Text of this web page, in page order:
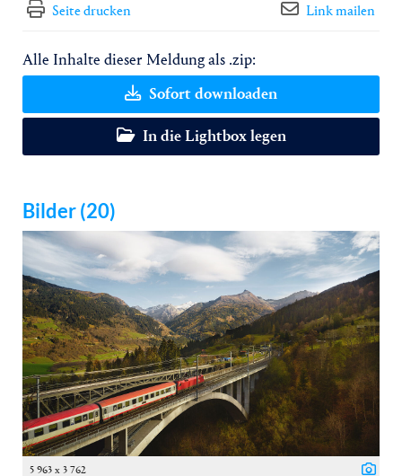
Seite drucken Link mailen
Alle Inhalte dieser Meldung als .zip:
Sofort downloaden
In die Lightbox legen
Bilder (20)
5 963 x 3 762